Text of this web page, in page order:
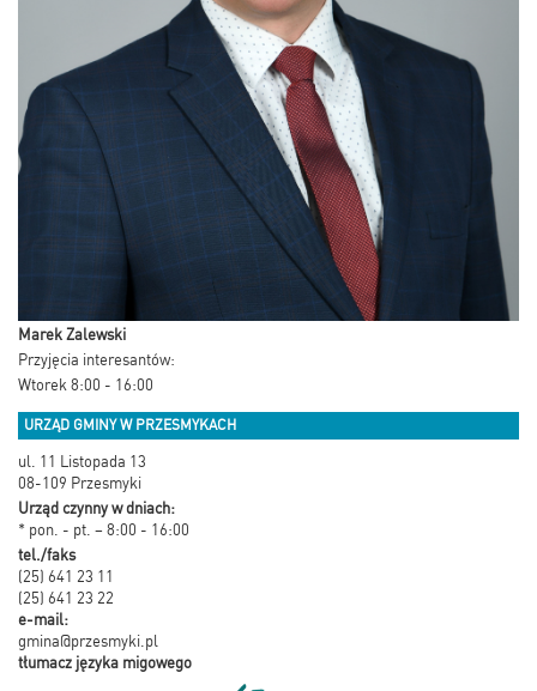
Marek Zalewski
Przyjęcia interesantów:
Wtorek 8:00 - 16:00
URZĄD GMINY W PRZESMYKACH
ul. 11 Listopada 13
08-109 Przesmyki
Urząd czynny w dniach:
* pon. - pt. – 8:00 - 16:00
tel./faks
(25) 641 23 11
(25) 641 23 22
e-mail:
gmina@przesmyki.pl
tłumacz języka migowego